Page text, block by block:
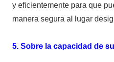
y eficientemente para que
manera segura al lugar
5. Sobre la capacidad de